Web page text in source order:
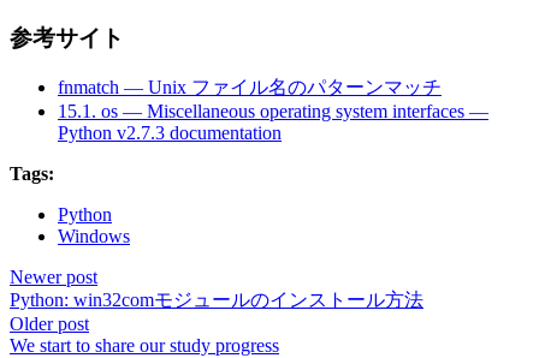
参考サイト
fnmatch — Unix ファイル名のパターンマッチ
15.1. os — Miscellaneous operating system interfaces —
Python v2.7.3 documentation
Tags:
Python
Windows
Newer post
Python: win32comモジュールのインストール方法
Older post
We start to share our study progress